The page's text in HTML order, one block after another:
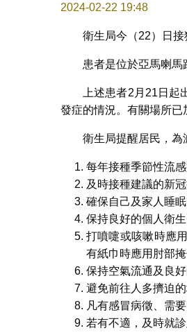
2024-02-22 19:48
衛生局今（22）日接
患者是位於亞馬喇馬
上述患者2月21日
發症的情況。有關場所已
衛生局提醒居民，為
每年接種季節性流感
及時接種建議的新冠
確保自己及家人睡
保持良好的個人衛
打噴嚏或咳嗽時應
有紙巾時應用肘部
保持空氣流通及良好
避免前往人多擠迫的
凡有感冒病徵、需
若有不適，及時就